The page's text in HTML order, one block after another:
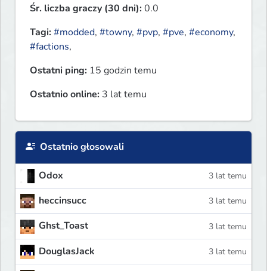
Śr. liczba graczy (30 dni):0.0
Tagi:#modded, #towny, #pvp, #pve, #economy,
#factions,
Ostatni ping: 15 godzin temu
Ostatnio online: 3 lat temu
Ostatnio głosowali
Odox 3 lat temu
heccinsucc 3 lat temu
Ghst_Toast 3 lat temu
DouglasJack 3 lat temu